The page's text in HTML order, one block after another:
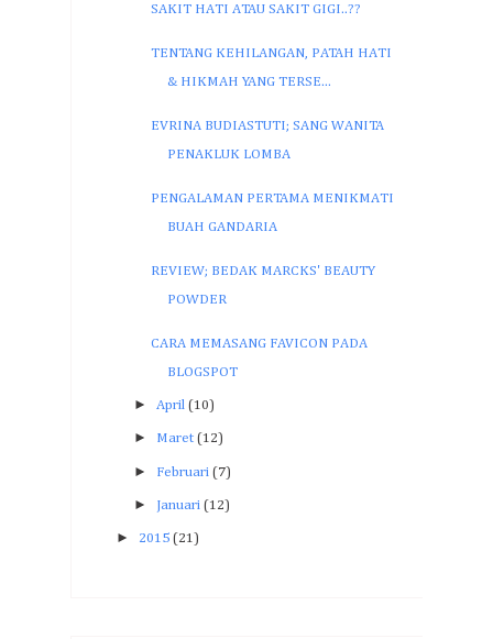
SAKIT HATI ATAU SAKIT GIGI..??
TENTANG KEHILANGAN, PATAH HATI
& HIKMAH YANG TERSE...
EVRINA BUDIASTUTI; SANG WANITA
PENAKLUK LOMBA
PENGALAMAN PERTAMA MENIKMATI
BUAH GANDARIA
REVIEW; BEDAK MARCKS' BEAUTY
POWDER
CARA MEMASANG FAVICON PADA
BLOGSPOT
► April (10)
► Maret (12)
► Februari (7)
► Januari (12)
► 2015 (21)